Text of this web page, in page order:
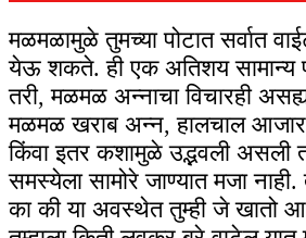
मळमळामुळे तुमच्या पोटात सर्वात
येऊ शकते. ही एक अतिशय
तरी, मळमळ अन्नाचा विचारही
मळमळ खराब अन्न, हालचाल आजार,
किंवा इतर कशामुळे उद्भवली असली
समस्येला सामोरे जाण्यात मजा नाही.
का की या अवस्थेत तुम्ही जे खातो